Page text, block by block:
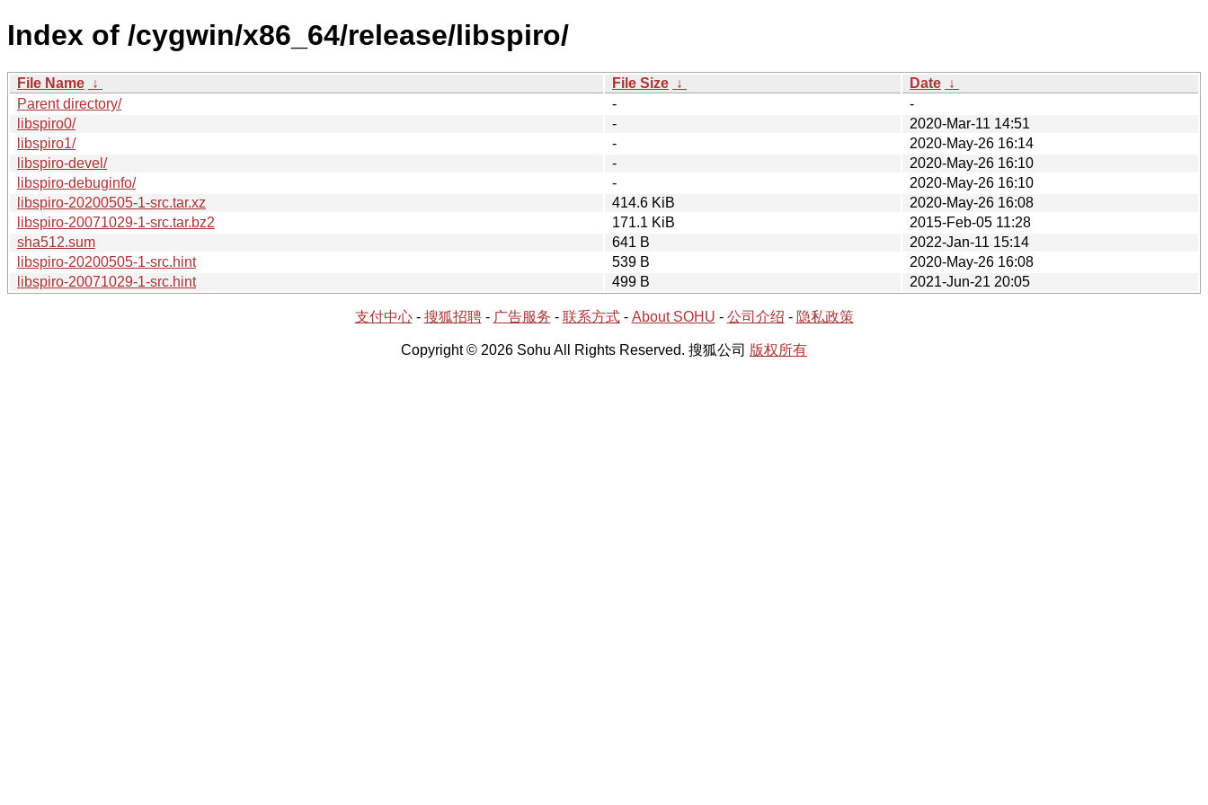
Index of /cygwin/x86_64/release/libspiro/
File Name ↓ File Size ↓ Date ↓
Parent directory/
-
-
libspiro0/
-
2020-Mar-11 14:51
libspiro1/
-
2020-May-26 16:14
libspiro-devel/
-
2020-May-26 16:10
libspiro-debuginfo/
-
2020-May-26 16:10
libspiro-20200505-1-src.tar.xz
414.6 KiB
2020-May-26 16:08
libspiro-20071029-1-src.tar.bz2
171.1 KiB
2015-Feb-05 11:28
sha512.sum
641 B
2022-Jan-11 15:14
libspiro-20200505-1-src.hint
539 B
2020-May-26 16:08
libspiro-20071029-1-src.hint
499 B 2021-Jun-21 20:05
支付中心- 搜狐招聘- 广告服务 - 联系方式- About SOHU - 公司介绍 - 隐私政策
Copyright © 2026 Sohu All Rights Reserved. 搜狐公司 版权所有